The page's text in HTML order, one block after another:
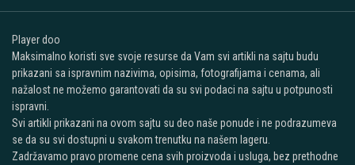
Player doo
Maksimalno koristi sve svoje resurse da Vam svi artikli na sajtu budu
prikazani sa ispravnim nazivima, opisima, fotografijama i cenama, ali
nažalost ne možemo garantovati da su svi podaci na sajtu u potpunosti
ispravni.
Svi artikli prikazani na ovom sajtu su deo naše ponude i ne podrazumeva
se da su svi dostupni u svakom trenutku na našem lageru.
Zadržavamo pravo promene cena svih proizvoda i usluga, bez prethodne